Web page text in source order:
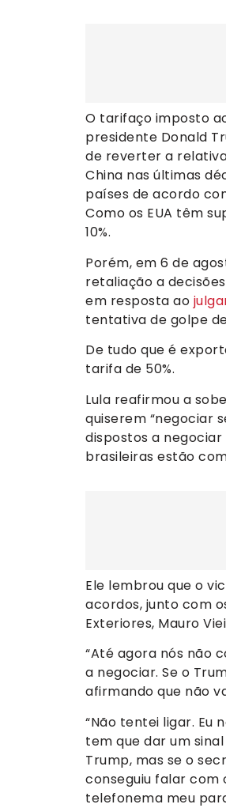
O tarifaço imposto
presidente Donald
de reverter a
China nas últimas
países de acordo
Como os EUA têm
10%.
Porém, em 6 de
retaliação a
em resposta ao
tentativa de golpe
De tudo que é
tarifa de 50%.
Lula reafirmou a
quiserem “negociar
dispostos a negociar
brasileiras estão
Ele lembrou que o
acordos, junto com
Exteriores, Mauro
“Até agora nós não
a negociar. Se o
afirmando que não
“Não tentei ligar. Eu
tem que dar um
Trump, mas se o
conseguiu falar com
telefonema meu